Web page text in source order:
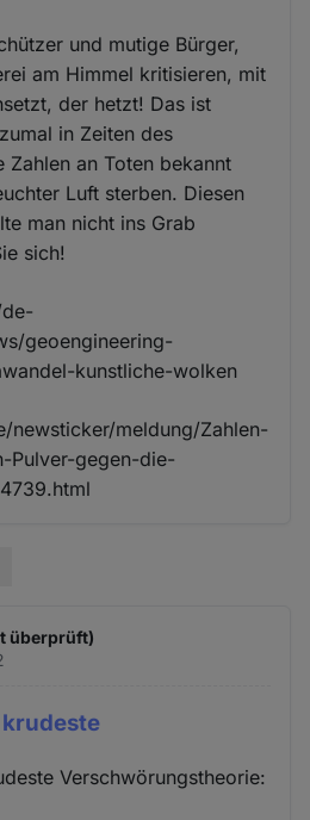
und mutige Bürger,
am Himmel kritisieren, mit
der hetzt! Das ist
in Zeiten des
Zahlen an Toten bekannt
Luft sterben. Diesen
man nicht ins Grab
sich!
geoengineering-
kunstliche-wolken
newsticker/meldung/Zahlen-
Pulver-gegen-die-
überprüft)
Verschwörungstheorie: